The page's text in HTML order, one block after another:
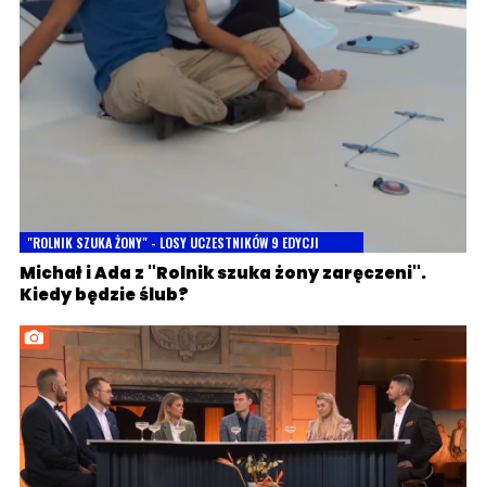
"ROLNIK SZUKA ŻONY" - LOSY UCZESTNIKÓW 9 EDYCJI
Michał i Ada z "Rolnik szuka żony zaręczeni".
Kiedy będzie ślub?